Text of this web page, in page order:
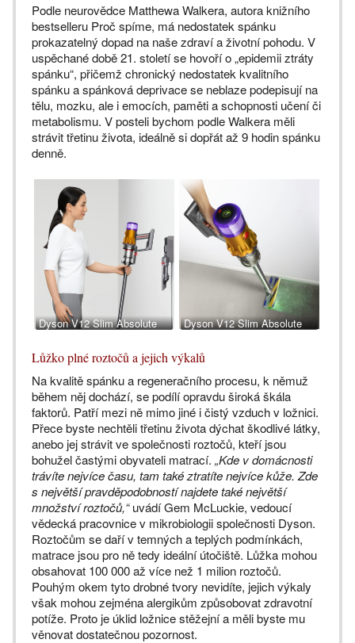
Podle neurovědce Matthewa Walkera, autora knižního
bestselleru Proč spíme, má nedostatek spánku
prokazatelný dopad na naše zdraví a životní pohodu. V
uspěchané době 21. století se hovoří o „epidemii ztráty
spánku“, přičemž chronický nedostatek kvalitního
spánku a spánková deprivace se neblaze podepisují na
tělu, mozku, ale i emocích, paměti a schopnosti učení či
metabolismu. V posteli bychom podle Walkera měli
strávit třetinu života, ideálně si dopřát až 9 hodin spánku
denně.
Dyson V12 Slim Absolute
Dyson V12 Slim Absolute
Lůžko plné roztočů a jejich výkalů
Na kvalitě spánku a regeneračního procesu, k němuž
během něj dochází, se podílí opravdu široká škála
faktorů. Patří mezi ně mimo jiné i čistý vzduch v ložnici.
Přece byste nechtěli třetinu života dýchat škodlivé látky,
anebo jej strávit ve společnosti roztočů, kteří jsou
bohužel častými obyvateli matrací. „Kde v domácnosti
trávíte nejvíce času, tam také ztratíte nejvíce kůže. Zde
s největší pravděpodobností najdete také největší
množství roztočů,“uvádí Gem McLuckie, vedoucí
vědecká pracovnice v mikrobiologii společnosti Dyson.
Roztočům se daří v temných a teplých podmínkách,
matrace jsou pro ně tedy ideální útočiště. Lůžka mohou
obsahovat 100 000 až více než 1 milion roztočů.
Pouhým okem tyto drobné tvory nevidíte, jejich výkaly
však mohou zejména alergikům způsobovat zdravotní
potíže. Proto je úklid ložnice stěžejní a měli byste mu
věnovat dostatečnou pozornost.